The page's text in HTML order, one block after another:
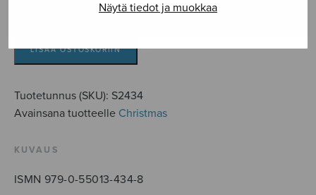
Näytä tiedot ja muokkaa
kaukalon
määrä
LISÄÄ OSTOSKORIIN
Tuotetunnus (SKU): S2434
Avainsana tuotteelle Christmas
KUVAUS
ISMN 979-0-55013-434-8